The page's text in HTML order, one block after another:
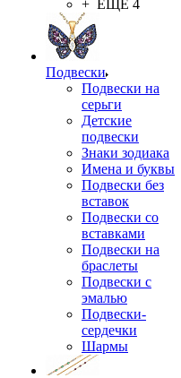
+ ЕЩЕ 4
Подвески
Подвески на
серьги
Детские
подвески
Знаки зодиака
Имена и буквы
Подвески без
вставок
Подвески со
вставками
Подвески на
браслеты
Подвески с
эмалью
Подвески-
сердечки
Шармы